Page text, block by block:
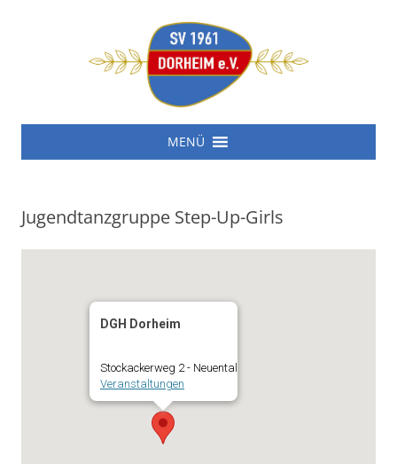
SV 1961 Dorheim e.V.
Zum
MENÜ
Jugendtanzgruppe Step-Up-Girls
DGH Dorheim
Stockackerweg 2 - Neuental
Veranstaltungen